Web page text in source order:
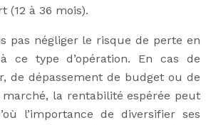
(12 à 36 mois).
pas négliger le risque de perte en
ce type d’opération. En cas de
de dépassement de budget ou de
la rentabilité espérée peut
l’importance de diversifier ses